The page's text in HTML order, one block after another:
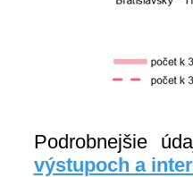
Podrobnejšie
výstupoch a